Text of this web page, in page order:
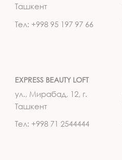
Ташкент
Тел: +998 95 197 97 66
EXPRESS BEAUTY LOFT
ул., Мирабад, 12, г.
Ташкент
Тел: +998 71 2544444